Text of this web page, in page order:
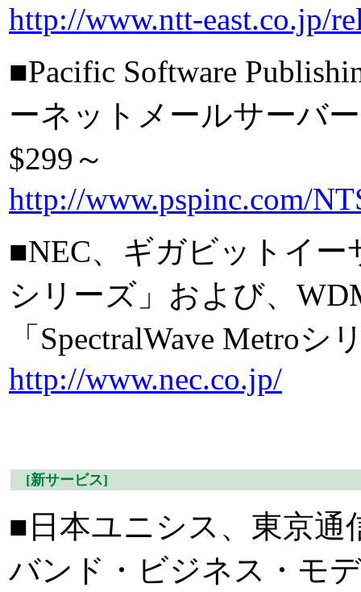
http://www.ntt-east.co.jp/
■Pacific Software
ーネットメールサーバ
$299～
http://www.pspinc.com/
■NEC、ギガビットイー
シリーズ」および、
「SpectralWave Metro
http://www.nec.co.jp/
[新サービス]
■日本ユニシス、東京
バンド・ビジネス・モ